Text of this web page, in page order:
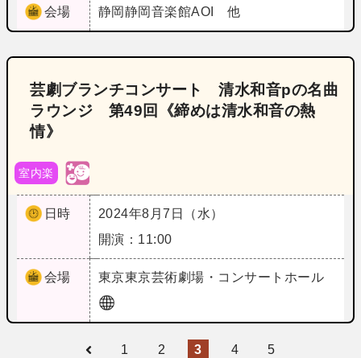
会場 静岡静岡音楽館AOI 他
芸劇ブランチコンサート 清水和音pの名曲
ラウンジ 第49回《締めは清水和音の熱
情》
室内楽
日時
2024年8月7日（水）
開演：11:00
会場 東京東京芸術劇場・コンサートホール
1 2 3 4
5